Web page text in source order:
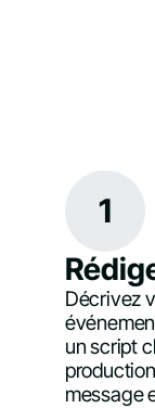
1
Décrivez
un script
message